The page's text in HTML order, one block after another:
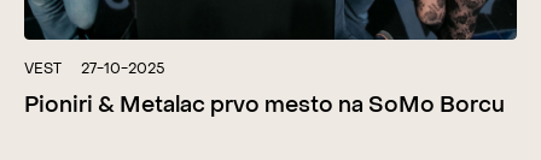
VEST 27-10-2025
Pioniri & Metalac prvo mesto na SoMo Borcu